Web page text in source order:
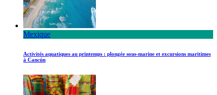
Mexique
Activités aquatiques au printemps : plongée sous-marine et excursions maritimes
à Cancún